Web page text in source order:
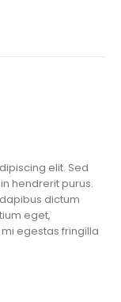
elit. Sed
hendrerit purus.
dictum
eget,
egestas fringilla